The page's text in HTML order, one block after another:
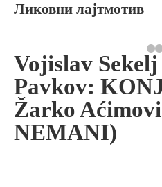
Ликовни лајтмотив
Vojislav
Pavkov:
Žarko
NEMANI)